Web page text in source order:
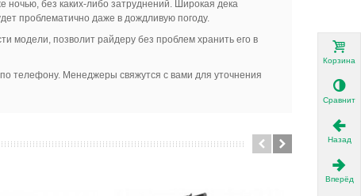
ночью, без каких-либо затруднений. Широкая дека
проблематично даже в дождливую погоду.
модели, позволит райдеру без проблем хранить его в
телефону. Менеджеры свяжутся с вами для уточнения
Корзина
Сравнить
Назад
Вперёд